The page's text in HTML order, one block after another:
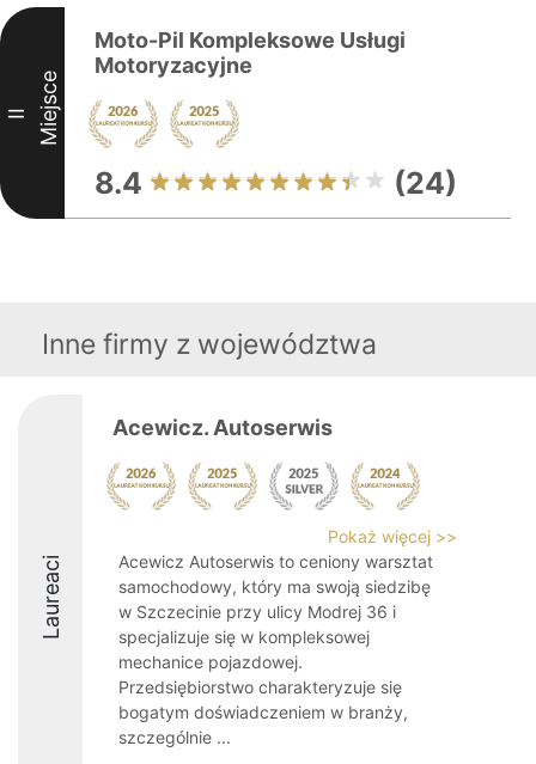
II Miejsce
Moto-Pil Kompleksowe Usługi
Motoryzacyjne
8.4 (24)
Inne firmy z województwa
Laureaci
Acewicz. Autoserwis
Pokaż więcej >>
Acewicz Autoserwis to ceniony warsztat
samochodowy, który ma swoją siedzibę
w Szczecinie przy ulicy Modrej 36 i
specjalizuje się w kompleksowej
mechanice pojazdowej.
Przedsiębiorstwo charakteryzuje się
bogatym doświadczeniem w branży,
szczególnie ...